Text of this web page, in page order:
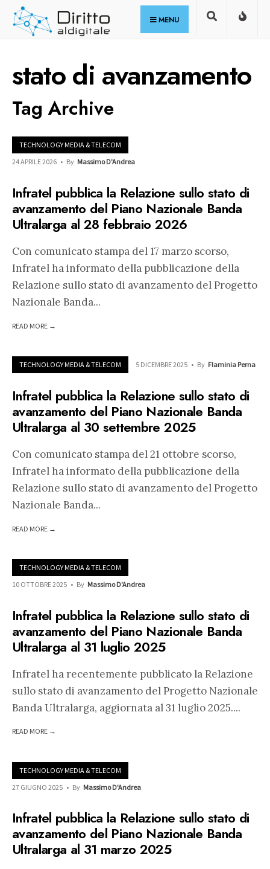
Skip
MENU
stato di avanzamento
Tag Archive
TECHNOLOGY MEDIA & TELECOM
24 APRILE 2026 • By Massimo D'Andrea
Infratel pubblica la Relazione sullo stato di
avanzamento del Piano Nazionale Banda
Ultralarga al 28 febbraio 2026
Con comunicato stampa del 17 marzo scorso,
Infratel ha informato della pubblicazione della
Relazione sullo stato di avanzamento del Progetto
Nazionale Banda...
READ MORE →
TECHNOLOGY MEDIA & TELECOM 5 DICEMBRE 2025 • By Flaminia Perna
Infratel pubblica la Relazione sullo stato di
avanzamento del Piano Nazionale Banda
Ultralarga al 30 settembre 2025
Con comunicato stampa del 21 ottobre scorso,
Infratel ha informato della pubblicazione della
Relazione sullo stato di avanzamento del Progetto
Nazionale Banda...
READ MORE →
TECHNOLOGY MEDIA & TELECOM
10 OTTOBRE 2025 • By Massimo D'Andrea
Infratel pubblica la Relazione sullo stato di
avanzamento del Piano Nazionale Banda
Ultralarga al 31 luglio 2025
Infratel ha recentemente pubblicato la Relazione
sullo stato di avanzamento del Progetto Nazionale
Banda Ultralarga, aggiornata al 31 luglio 2025....
READ MORE →
TECHNOLOGY MEDIA & TELECOM
27 GIUGNO 2025 • By Massimo D'Andrea
Infratel pubblica la Relazione sullo stato di
avanzamento del Piano Nazionale Banda
Ultralarga al 31 marzo 2025